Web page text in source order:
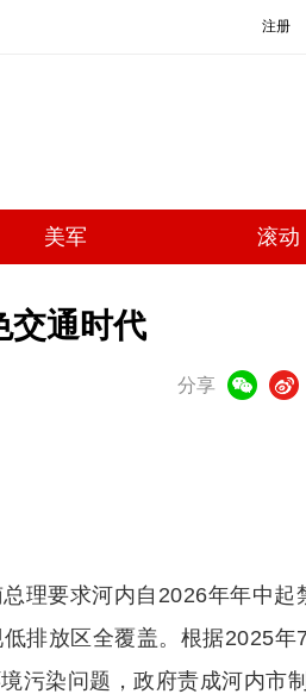
注册
美军 滚动
交通时代
分享
微博
理要求河内自2026年年中起
排放区全覆盖。根据2025年
污染问题，政府责成河内市